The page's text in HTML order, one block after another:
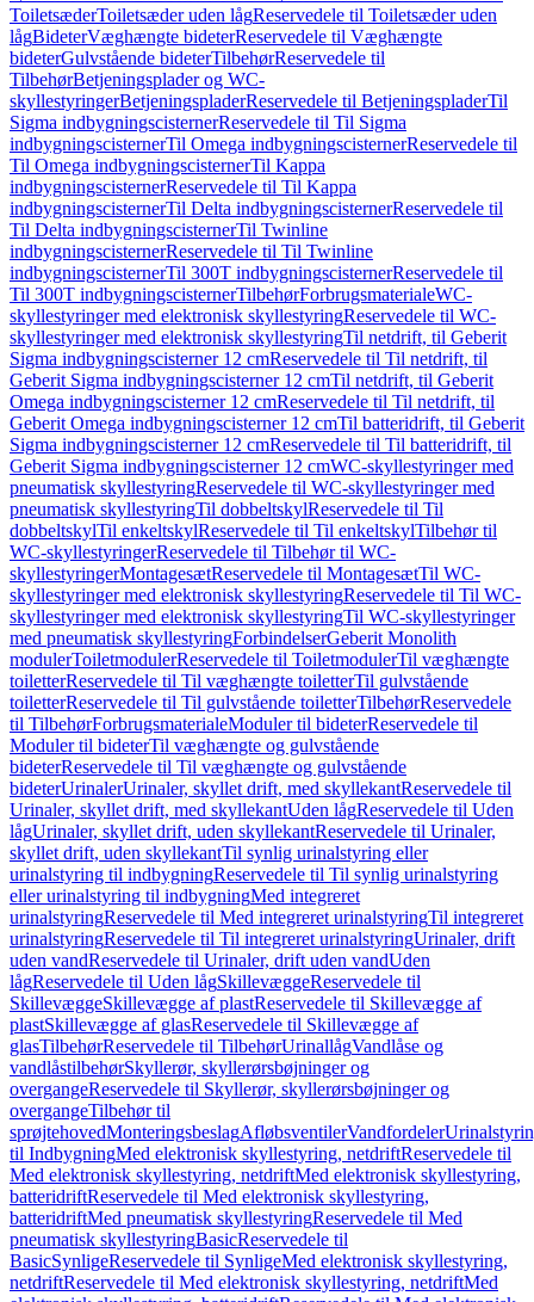
ToiletsæderToiletsæder uden lågReservedele til Toiletsæder uden
lågBideterVæghængte bideterReservedele til Væghængte
bideterGulvstående bideterTilbehørReservedele til
TilbehørBetjeningsplader og WC-
skyllestyringerBetjeningspladerReservedele til BetjeningspladerTil
Sigma indbygningscisternerReservedele til Til Sigma
indbygningscisternerTil Omega indbygningscisternerReservedele til
Til Omega indbygningscisternerTil Kappa
indbygningscisternerReservedele til Til Kappa
indbygningscisternerTil Delta indbygningscisternerReservedele til
Til Delta indbygningscisternerTil Twinline
indbygningscisternerReservedele til Til Twinline
indbygningscisternerTil 300T indbygningscisternerReservedele til
Til 300T indbygningscisternerTilbehørForbrugsmaterialeWC-
skyllestyringer med elektronisk skyllestyringReservedele til WC-
skyllestyringer med elektronisk skyllestyringTil netdrift, til Geberit
Sigma indbygningscisterner 12 cmReservedele til Til netdrift, til
Geberit Sigma indbygningscisterner 12 cmTil netdrift, til Geberit
Omega indbygningscisterner 12 cmReservedele til Til netdrift, til
Geberit Omega indbygningscisterner 12 cmTil batteridrift, til Geberit
Sigma indbygningscisterner 12 cmReservedele til Til batteridrift, til
Geberit Sigma indbygningscisterner 12 cmWC-skyllestyringer med
pneumatisk skyllestyringReservedele til WC-skyllestyringer med
pneumatisk skyllestyringTil dobbeltskylReservedele til Til
dobbeltskylTil enkeltskylReservedele til Til enkeltskylTilbehør til
WC-skyllestyringerReservedele til Tilbehør til WC-
skyllestyringerMontagesætReservedele til MontagesætTil WC-
skyllestyringer med elektronisk skyllestyringReservedele til Til WC-
skyllestyringer med elektronisk skyllestyringTil WC-skyllestyringer
med pneumatisk skyllestyringForbindelserGeberit Monolith
modulerToiletmodulerReservedele til ToiletmodulerTil væghængte
toiletterReservedele til Til væghængte toiletterTil gulvstående
toiletterReservedele til Til gulvstående toiletterTilbehørReservedele
til TilbehørForbrugsmaterialeModuler til bideterReservedele til
Moduler til bideterTil væghængte og gulvstående
bideterReservedele til Til væghængte og gulvstående
bideterUrinalerUrinaler, skyllet drift, med skyllekantReservedele til
Urinaler, skyllet drift, med skyllekantUden lågReservedele til Uden
lågUrinaler, skyllet drift, uden skyllekantReservedele til Urinaler,
skyllet drift, uden skyllekantTil synlig urinalstyring eller
urinalstyring til indbygningReservedele til Til synlig urinalstyring
eller urinalstyring til indbygningMed integreret
urinalstyringReservedele til Med integreret urinalstyringTil integreret
urinalstyringReservedele til Til integreret urinalstyringUrinaler, drift
uden vandReservedele til Urinaler, drift uden vandUden
lågReservedele til Uden lågSkillevæggeReservedele til
SkillevæggeSkillevægge af plastReservedele til Skillevægge af
plastSkillevægge af glasReservedele til Skillevægge af
glasTilbehørReservedele til TilbehørUrinallågVandlåse og
vandlåstilbehørSkyllerør, skyllerørsbøjninger og
overgangeReservedele til Skyllerør, skyllerørsbøjninger og
overgangeTilbehør til
sprøjtehovedMonteringsbeslagAfløbsventilerVandfordeler
til IndbygningMed elektronisk skyllestyring, netdriftReservedele til
Med elektronisk skyllestyring, netdriftMed elektronisk skyllestyring,
batteridriftReservedele til Med elektronisk skyllestyring,
batteridriftMed pneumatisk skyllestyringReservedele til Med
pneumatisk skyllestyringBasicReservedele til
BasicSynligeReservedele til SynligeMed elektronisk skyllestyring,
netdriftReservedele til Med elektronisk skyllestyring, netdriftMed